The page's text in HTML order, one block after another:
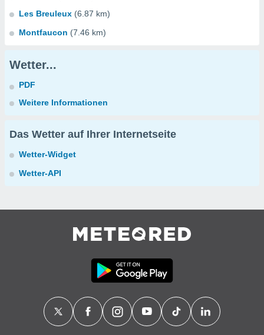
Les Breuleux (6.87 km)
Montfaucon (7.46 km)
Wetter...
PDF
Weitere Informationen
Das Wetter auf Ihrer Internetseite
Wetter-Widget
Wetter-API